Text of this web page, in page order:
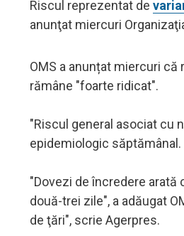
Riscul reprezentat de
anunţat miercuri
OMS a anunțat miercuri
rămâne "foarte ridicat".
"Riscul general asociat cu
epidemiologic săptămânal.
"Dovezi de încredere arată
două-trei zile", a adăugat
de ţări", scrie Agerpres.